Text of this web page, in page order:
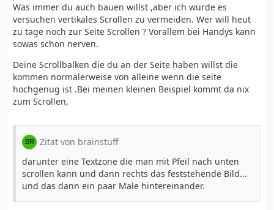
Was immer du auch bauen willst ,aber ich würde es
versuchen vertikales Scrollen zu vermeiden. Wer will heut
zu tage noch zur Seite Scrollen ? Vorallem bei Handys kann
sowas schon nerven.
Deine Scrollbalken die du an der Seite haben willst die
kommen normalerweise von alleine wenn die seite
hochgenug ist .Bei meinen kleinen Beispiel kommt da nix
zum Scrollen,
Zitat von brainstuff
darunter eine Textzone die man mit Pfeil nach unten
scrollen kann und dann rechts das feststehende Bild...
und das dann ein paar Male hintereinander.